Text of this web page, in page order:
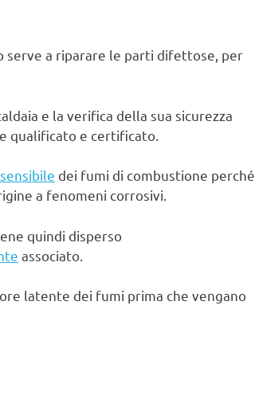
serve a riparare le parti difettose, per
e la verifica della sua sicurezza
qualificato e certificato.
dei fumi di combustione perché
a fenomeni corrosivi.
quindi disperso
associato.
latente dei fumi prima che vengano